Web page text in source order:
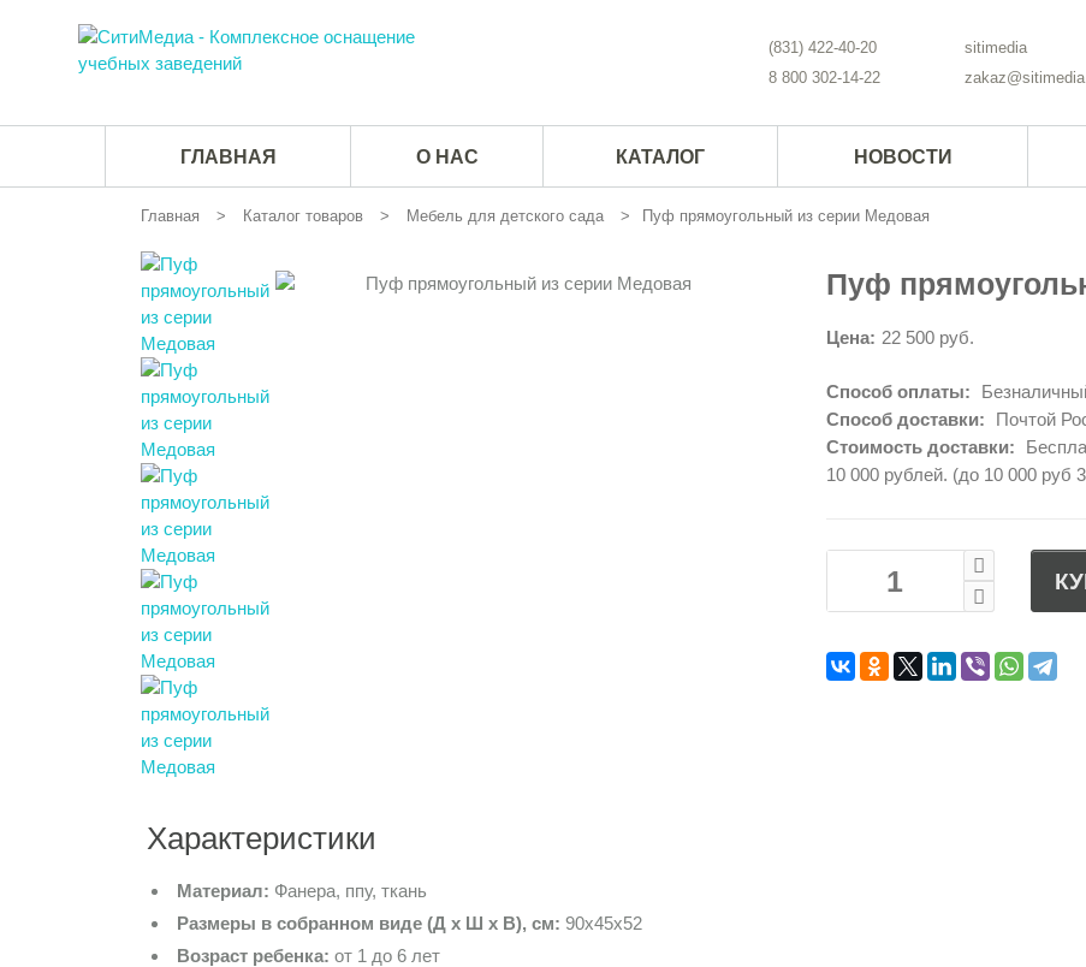
sitimedia
(831) 422-40-20
8 800 302-14-22
ГЛАВНАЯ О НАС КАТАЛОГ НОВОСТИ
Главная Каталог товаров Мебель для детского сада Пуф прямоугольный из серии Медовая
Пуф
Цена: 22 500 руб.
Способ оплаты:
Способ доставки:
Почтой
Стоимость доставки:
10 000 рублей. (до 10 000 руб
Характеристики
Материал: Фанера, ппу, ткань
Размеры в собранном виде (Д х Ш х В), см: 90х45х52
Возраст ребенка: от 1 до 6 лет